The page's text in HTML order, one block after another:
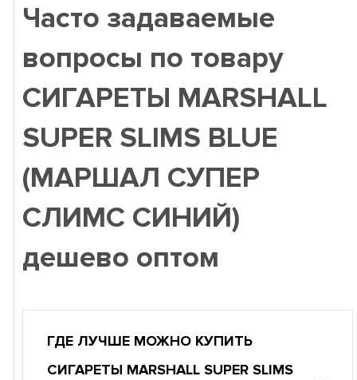
Часто задаваемые
вопросы по товару
СИГАРЕТЫ MARSHALL
SUPER SLIMS BLUE
(МАРШАЛ СУПЕР
СЛИМС СИНИЙ)
дешево оптом
ГДЕ ЛУЧШЕ МОЖНО КУПИТЬ
СИГАРЕТЫ MARSHALL SUPER SLIMS